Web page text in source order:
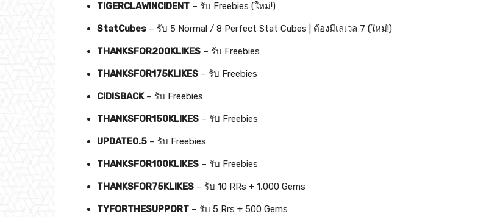
TIGERCLAWINCIDENT – รับ Freebies (ใหม่!)
StatCubes – รับ 5 Normal / 8 Perfect Stat Cubes | ต้องมีเลเวล 7 (ใหม่!)
THANKSFOR200KLIKES – รับ Freebies
THANKSFOR175KLIKES – รับ Freebies
CIDISBACK– รับ Freebies
THANKSFOR150KLIKES – รับ Freebies
UPDATE0.5 – รับ Freebies
THANKSFOR100KLIKES – รับ Freebies
THANKSFOR75KLIKES – รับ 10 RRs + 1,000 Gems
TYFORTHESUPPORT – รับ 5 Rrs + 500 Gems